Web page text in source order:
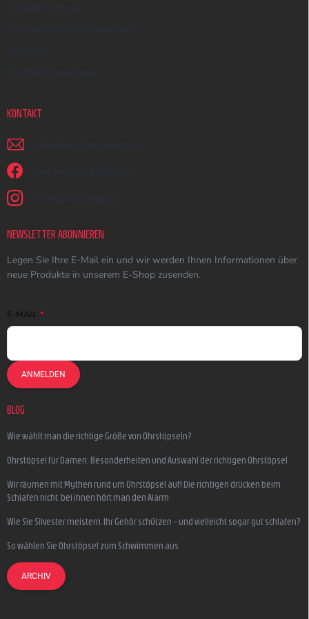
Kontakt-Formular
Versandarten & Zahlungsarten
Über uns
Geschäftsbewertung
KONTAKT
schreiben @ earmazing.de
Wir sind auf Facebook!
earmazing_earplugs
NEWSLETTER ABONNIEREN
Legen Sie Ihre E-Mail ein und wir werden Ihnen Informationen über
neue Produkte in unserem E-Shop zusenden.
E-MAIL
ANMELDEN
BLOG
Wie wählt man die richtige Größe von Ohrstöpseln?
Ohrstöpsel für Damen: Besonderheiten und Auswahl der richtigen Ohrstöpsel
Wir räumen mit Mythen rund um Ohrstöpsel auf! Die richtigen drücken beim
Schlafen nicht, bei ihnen hört man den Alarm
Wie Sie Silvester meistern, Ihr Gehör schützen – und vielleicht sogar gut schlafen?
So wählen Sie Ohrstöpsel zum Schwimmen aus
ARCHIV